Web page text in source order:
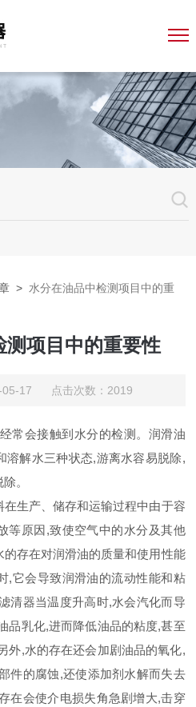
> 水分在油品中检测项目中的重
测项目中的重要性
05-17 点击次数：2019
常会接触到水分的检测。润滑油
溶解水三种状态,游离水容易脱除,
。
生产、储存和运输过程中由于容
等原因,致使空气中的水分及其他
存在对润滑油的质量和使用性能
,它会导致润滑油的流动性能和粘
清器当温度升高时,水会汽化而导
品乳化,进而降低油品的粘度,甚至
外,水的存在还会加剧油品的氧化,
件的腐蚀,还使添加剂水解而失去
在会使介电损失角急剧增大,击穿